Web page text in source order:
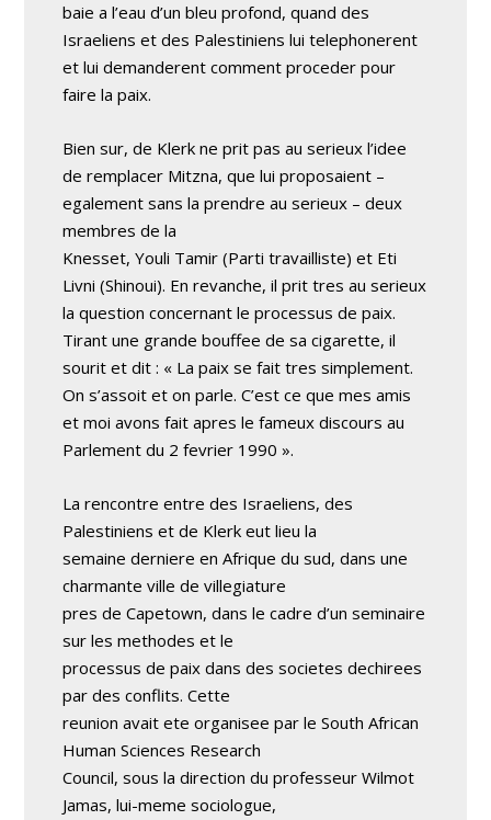
baie a l’eau d’un bleu profond, quand des
Israeliens et des Palestiniens lui telephonerent
et lui demanderent comment proceder pour
faire la paix.
Bien sur, de Klerk ne prit pas au serieux l’idee
de remplacer Mitzna, que lui proposaient –
egalement sans la prendre au serieux – deux
membres de la
Knesset, Youli Tamir (Parti travailliste) et Eti
Livni (Shinoui). En revanche, il prit tres au serieux
la question concernant le processus de paix.
Tirant une grande bouffee de sa cigarette, il
sourit et dit : « La paix se fait tres simplement.
On s’assoit et on parle. C’est ce que mes amis
et moi avons fait apres le fameux discours au
Parlement du 2 fevrier 1990 ».
La rencontre entre des Israeliens, des
Palestiniens et de Klerk eut lieu la
semaine derniere en Afrique du sud, dans une
charmante ville de villegiature
pres de Capetown, dans le cadre d’un seminaire
sur les methodes et le
processus de paix dans des societes dechirees
par des conflits. Cette
reunion avait ete organisee par le South African
Human Sciences Research
Council, sous la direction du professeur Wilmot
Jamas, lui-meme sociologue,